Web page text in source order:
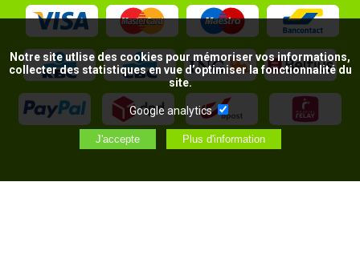
Notre site utlise des cookies pour mémoriser vos informations,
collecter des statistiques en vue d’optimiser la fonctionnalité du
site.
Google analytics